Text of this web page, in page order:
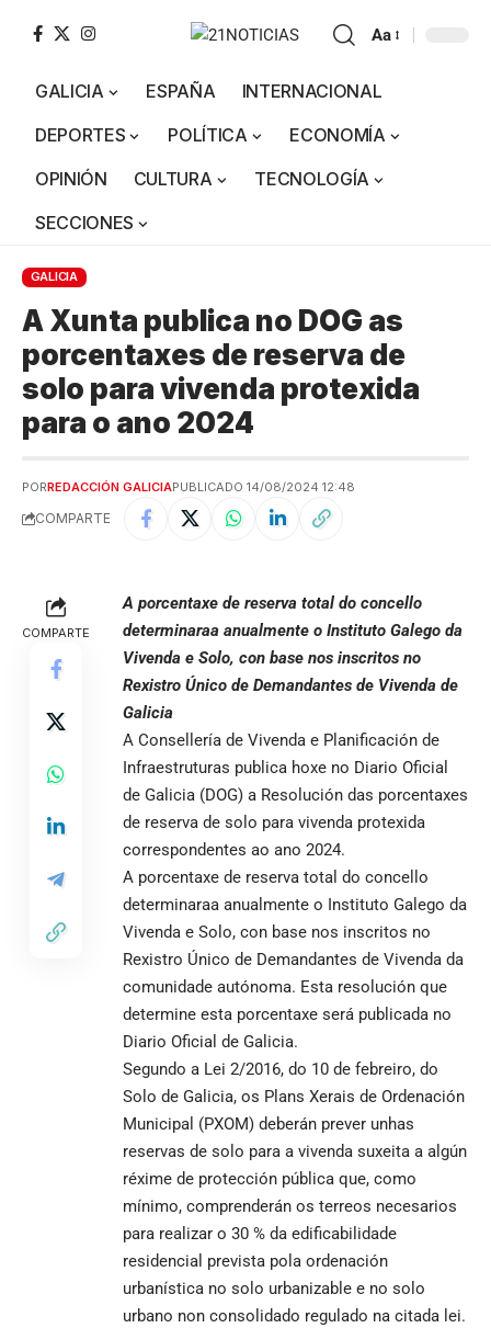
Aa
GALICIA ESPAÑA
INTERNACIONAL
DEPORTES
POLÍTICA
ECONOMÍA
OPINIÓN
CULTURA
TECNOLOGÍA
SECCIONES
GALICIA
A Xunta publica no DOG as
porcentaxes de reserva de
solo para vivenda protexida
para o ano 2024
PORREDACCIÓN GALICIAPUBLICADO 14/08/2024 12:48
COMPARTE
COMPARTE
A porcentaxe de reserva total do concello
determinaraa anualmente o Instituto Galego da
Vivenda e Solo, con base nos inscritos no
Rexistro Único de Demandantes de Vivenda de
Galicia
A Consellería de Vivenda e Planificación de
Infraestruturas publica hoxe no Diario Oficial
de Galicia (DOG) a Resolución das porcentaxes
de reserva de solo para vivenda protexida
correspondentes ao ano 2024.
A porcentaxe de reserva total do concello
determinaraa anualmente o Instituto Galego da
Vivenda e Solo, con base nos inscritos no
Rexistro Único de Demandantes de Vivenda da
comunidade autónoma. Esta resolución que
determine esta porcentaxe será publicada no
Diario Oficial de Galicia.
Segundo a Lei 2/2016, do 10 de febreiro, do
Solo de Galicia, os Plans Xerais de Ordenación
Municipal (PXOM) deberán prever unhas
reservas de solo para a vivenda suxeita a algún
réxime de protección pública que, como
mínimo, comprenderán os terreos necesarios
para realizar o 30 % da edificabilidade
residencial prevista pola ordenación
urbanística no solo urbanizable e no solo
urbano non consolidado regulado na citada lei.